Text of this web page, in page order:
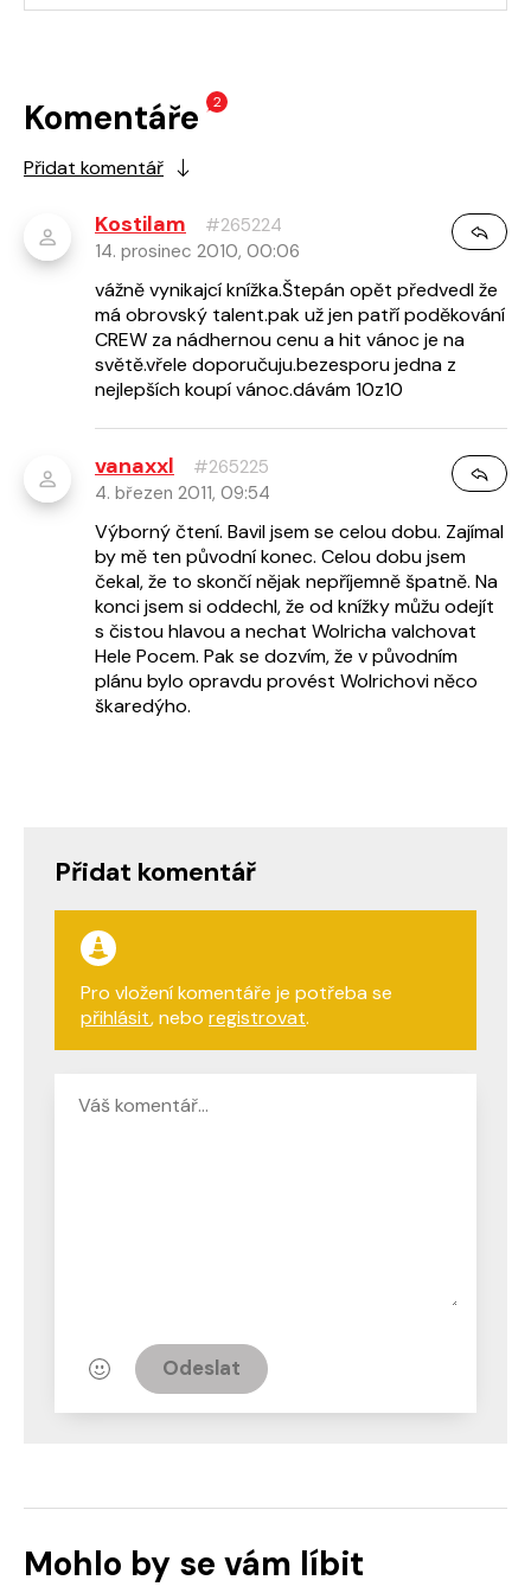
Komentáře 2
Přidat komentář
Kostilam
#265224
14. prosinec 2010, 00:06
vážně vynikajcí knížka.Štepán opět předvedl že
má obrovský talent.pak už jen patří poděkování
CREW za nádhernou cenu a hit vánoc je na
světě.vřele doporučuju.bezesporu jedna z
nejlepších koupí vánoc.dávám 10z10
vanaxxl
#265225
4. březen 2011, 09:54
Výborný čtení. Bavil jsem se celou dobu. Zajímal
by mě ten původní konec. Celou dobu jsem
čekal, že to skončí nějak nepříjemně špatně. Na
konci jsem si oddechl, že od knížky můžu odejít
s čistou hlavou a nechat Wolricha valchovat
Hele Pocem. Pak se dozvím, že v původním
plánu bylo opravdu provést Wolrichovi něco
škaredýho.
Přidat komentář
Pro vložení komentáře je potřeba se
přihlásit, nebo registrovat.
Odeslat
Mohlo by se vám líbit